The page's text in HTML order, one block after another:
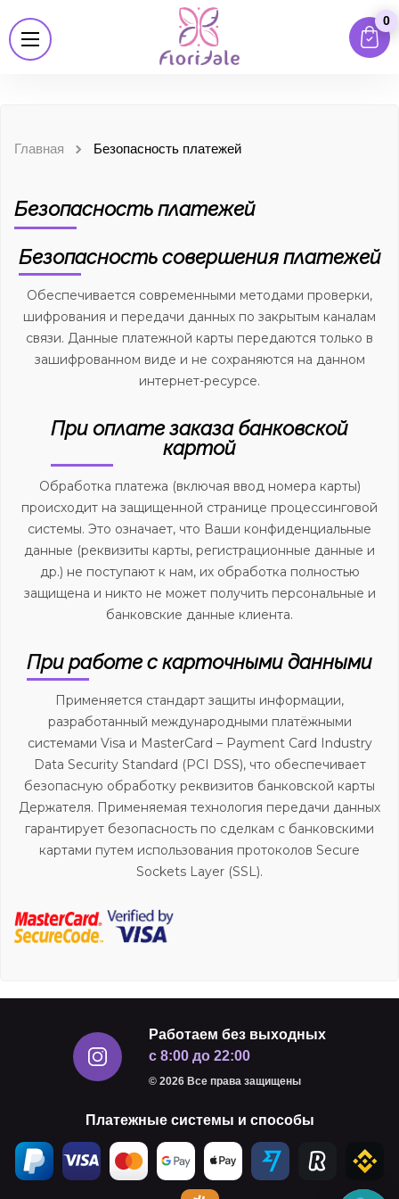
0
Главная Безопасность платежей
Безопасность платежей
Безопасность совершения платежей
Обеспечивается современными методами проверки,
шифрования и передачи данных по закрытым каналам
связи. Данные платежной карты передаются только в
зашифрованном виде и не сохраняются на данном
интернет-ресурсе.
При оплате заказа банковской
картой
Обработка платежа (включая ввод номера карты)
происходит на защищенной странице процессинговой
системы. Это означает, что Ваши конфиденциальные
данные (реквизиты карты, регистрационные данные и
др.) не поступают к нам, их обработка полностью
защищена и никто не может получить персональные и
банковские данные клиента.
При работе с карточными данными
Применяется стандарт защиты информации,
разработанный международными платёжными
системами Visa и MasterCard – Payment Card Industry
Data Security Standard (PCI DSS), что обеспечивает
безопасную обработку реквизитов банковской карты
Держателя. Применяемая технология передачи данных
гарантирует безопасность по сделкам с банковскими
картами путем использования протоколов Secure
Sockets Layer (SSL).
Работаем без выходных
с 8:00 до 22:00
© 2026 Все права защищены
Платежные системы и способы